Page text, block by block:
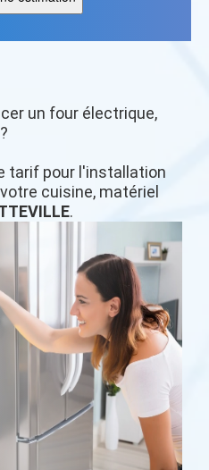
un four électrique,
tarif pour l'installation
cuisine, matériel
.